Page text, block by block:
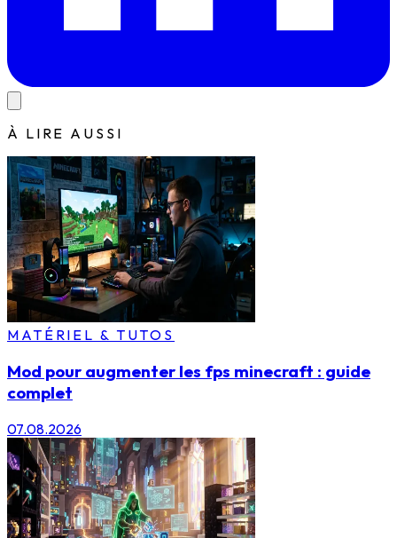
À LIRE AUSSI
MATÉRIEL & TUTOS
Mod pour augmenter les fps minecraft : guide
complet
07.08.2026